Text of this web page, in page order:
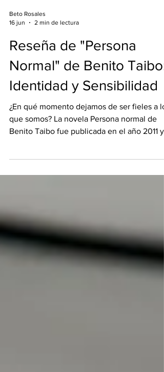
Beto Rosales
16 jun
2 min de lectura
Reseña de "Persona
Normal" de Benito Taibo:
Identidad y Sensibilidad
¿En qué momento dejamos de ser fieles a lo
Benito Taibo fue publicada en el año 2011 y
sus temas principales están enfocados a la